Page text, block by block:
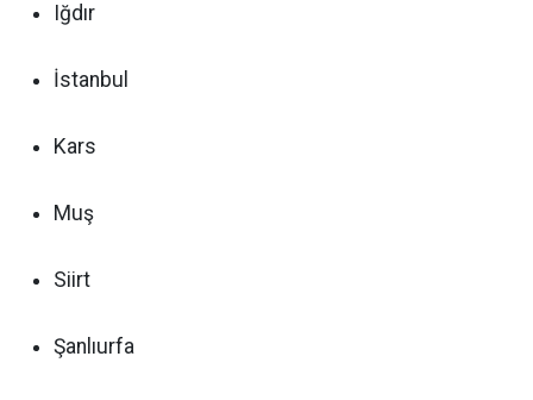
Iğdır
İstanbul
Kars
Muş
Siirt
Şanlıurfa